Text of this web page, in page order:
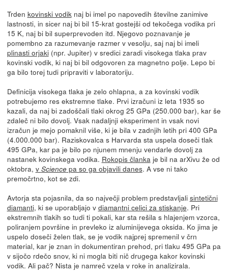
Trden kovinski vodik naj bi imel po napovedih številne zanimive
lastnosti, in sicer naj bi bil 15-krat gostejši od tekočega vodika pri
15 K, naj bi bil superprevoden itd. Njegovo poznavanje je
pomembno za razumevanje razmer v vesolju, saj naj bi imeli
plinasti orjaki(npr. Jupiter) v sredici zaradi visokega tlaka prav
kovinski vodik, ki naj bi bil odgovoren za magnetno polje. Lepo bi
ga bilo torej tudi pripraviti v laboratoriju.
Definicija visokega tlaka je zelo ohlapna, a za kovinski vodik
potrebujemo res ekstremne tlake. Prvi izračuni iz leta 1935 so
kazali, da naj bi zadoščali tlaki okrog 25 GPa (250.000 bar), kar še
zdaleč ni bilo dovolj. Vsak nadaljnji eksperiment in vsak novi
izračun je mejo pomaknil više, ki je bila v zadnjih letih pri 400 GPa
(4.000.000 bar). Raziskovalca s Harvarda sta uspela doseči tlak
495 GPa, kar pa je bilo po njunem mnenju vendarle dovolj za
nastanek kovinskega vodika. Rokopis članka je bil na arXivu že od
oktobra, v Sciencepa so ga objavili danes. A vse ni tako
premočrtno, kot se zdi.
Avtorja sta pojasnila, da so največji problem predstavljali sintetični
diamanti, ki se uporabljajo v diamantni celici za stiskanje. Pri
ekstremnih tlakih so tudi ti pokali, kar sta rešila s hlajenjem vzorca,
poliranjem površine in prevleko iz aluminijevega oksida. Ko jima je
uspelo doseči želen tlak, se je vodik najprej spremenil v črn
material, kar je znan in dokumentiran prehod, pri tlaku 495 GPa pa
v sijočo rdečo snov, ki ni mogla biti nič drugega kakor kovinski
vodik. Ali pač? Nista je namreč vzela v roke in analizirala.